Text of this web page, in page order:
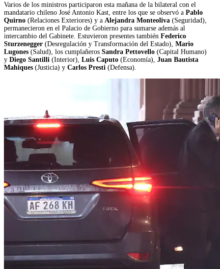
Varios de los ministros participaron esta mañana de la bilateral con el
mandatario chileno José Antonio Kast, entre los que se observó a Pablo
Quirno (Relaciones Exteriores) y a Alejandra Monteoliva (Seguridad),
permanecieron en el Palacio de Gobierno para sumarse además al
intercambio del Gabinete. Estuvieron presentes también Federico
Sturzenegger (Desregulación y Transformación del Estado), Mario
Lugones (Salud), los cumplañeros Sandra Pettovello (Capital Humano)
y Diego Santilli (Interior), Luis Caputo (Economía), Juan Bautista
Mahiques (Justicia) y Carlos Presti (Defensa).